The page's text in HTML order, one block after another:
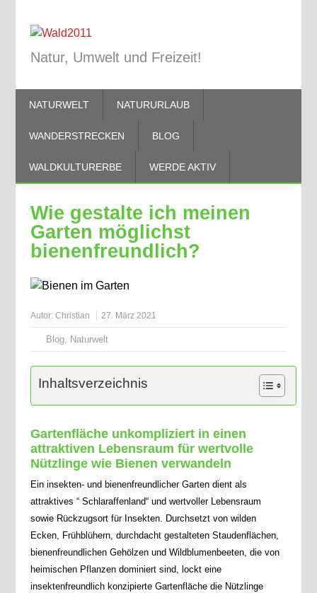
Natur, Umwelt und Freizeit!
NATURWELT NATURURLAUB
WANDERSTRECKEN BLOG
WALDKULTURERBE WERDE AKTIV
Wie gestalte ich meinen
Garten möglichst
bienenfreundlich?
Autor: Christian 27. März 2021
Blog, Naturwelt
Inhaltsverzeichnis
Gartenfläche unkompliziert in einen
attraktiven Lebensraum für wertvolle
Nützlinge wie Bienen verwandeln
Ein insekten- und bienenfreundlicher Garten dient als
attraktives “ Schlaraffenland“ und wertvoller Lebensraum
sowie Rückzugsort für Insekten. Durchsetzt von wilden
Ecken, Frühblühern, durchdacht gestalteten Staudenflächen,
bienenfreundlichen Gehölzen und Wildblumenbeeten, die von
heimischen Pflanzen dominiert sind, lockt eine
insektenfreundlich konzipierte Gartenfläche die Nützlinge